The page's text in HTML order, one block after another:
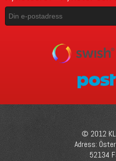
© 2012 KL
Adress:
52134